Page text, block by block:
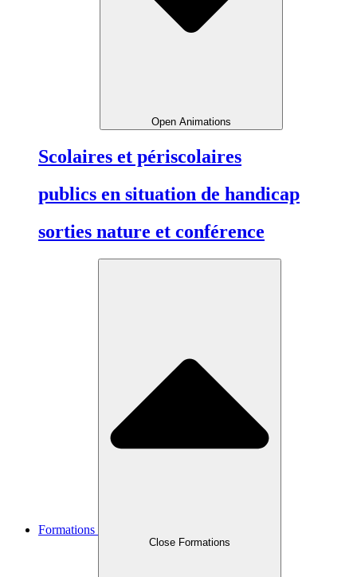
Open Animations
Scolaires et périscolaires
publics en situation de handicap
sorties nature et conférence
Formations
Close Formations